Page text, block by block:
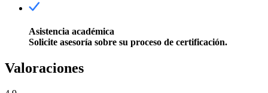
Asistencia académica
Solicite asesoría sobre su proceso de certificación.
Valoraciones